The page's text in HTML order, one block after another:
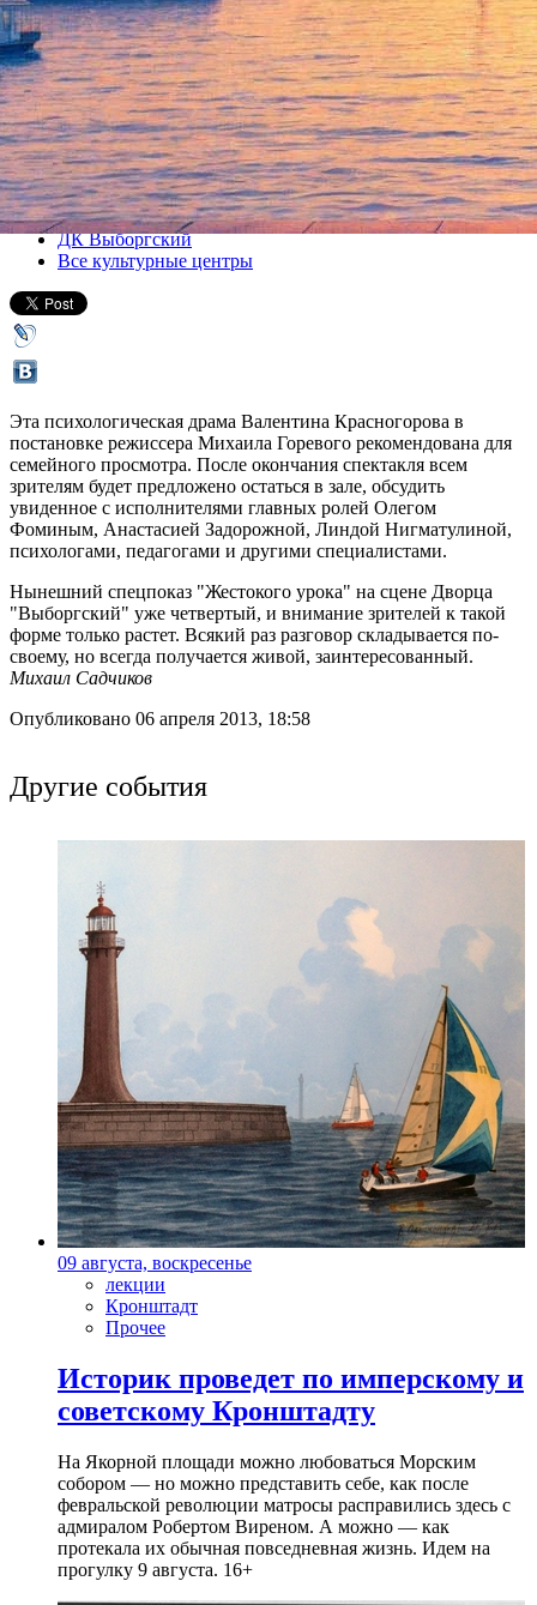
Жестокий урок
07 апреля 2013, воскресенье,19.00
Версия для печати
Все спектакли
ДК Выборгский
Все культурные центры
Эта психологическая драма Валентина Красногорова в
постановке режиссера Михаила Горевого рекомендована для
семейного просмотра. После окончания спектакля всем
зрителям будет предложено остаться в зале, обсудить
увиденное с исполнителями главных ролей Олегом
Фоминым, Анастасией Задорожной, Линдой Нигматулиной,
психологами, педагогами и другими специалистами.
Нынешний спецпоказ "Жестокого урока" на сцене Дворца
"Выборгский" уже четвертый, и внимание зрителей к такой
форме только растет. Всякий раз разговор складывается по-
своему, но всегда получается живой, заинтересованный.
Михаил Садчиков
Опубликовано 06 апреля 2013, 18:58
Другие события
09 августа, воскресенье
лекции
Кронштадт
Прочее
Историк проведет по имперскому и
советскому Кронштадту
На Якорной площади можно любоваться Морским
собором — но можно представить себе, как после
февральской революции матросы расправились здесь с
адмиралом Робертом Виреном. А можно — как
протекала их обычная повседневная жизнь. Идем на
прогулку 9 августа. 16+